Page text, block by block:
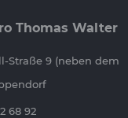
Thomas Walter
Straße 9 (neben dem
68 92